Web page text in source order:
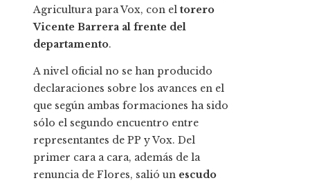
Agricultura para Vox, con el torero
Vicente Barrera al frente del
departamento.
A nivel oficial no se han producido
declaraciones sobre los avances en el
que según ambas formaciones ha sido
sólo el segundo encuentro entre
representantes de PP y Vox. Del
primer cara a cara, además de la
renuncia de Flores, salió un escudo